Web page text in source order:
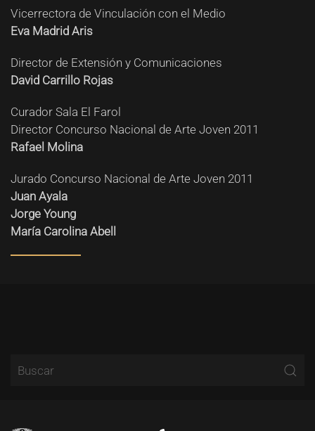
Vicerrectora de Vinculación con el Medio
Eva Madrid Aris
Director de Extensión y Comunicaciones
David Carrillo Rojas
Curador Sala El Farol
Director Concurso Nacional de Arte Joven 2011
Rafael Molina
Jurado Concurso Nacional de Arte Joven 2011
Juan Ayala
Jorge Young
María Carolina Abell